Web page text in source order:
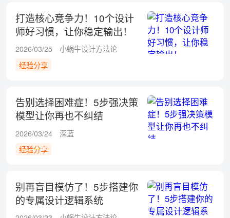
打造核心竞争力！10个设计
师好习惯，让你稳定输出！
2026/03/25
小蜗牛设计方法论
经验分享
告别选择困难症！5步强决策
模型让你再也不纠结
2026/03/24
深蓝
经验分享
别再盲目模仿了！5步搭建你
的专属设计逻辑系统